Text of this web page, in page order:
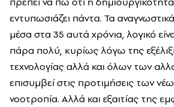
εντυπωσιάζει πάντα. Τα
μέσα στα 35 αυτά χρόνια, λογικό
πάρα πολύ, κυρίως λόγω της
τεχνολογίας αλλά και όλων των
επισυμβεί στις προτιμήσεις των
νοοτροπία. Αλλά και εξαιτίας της